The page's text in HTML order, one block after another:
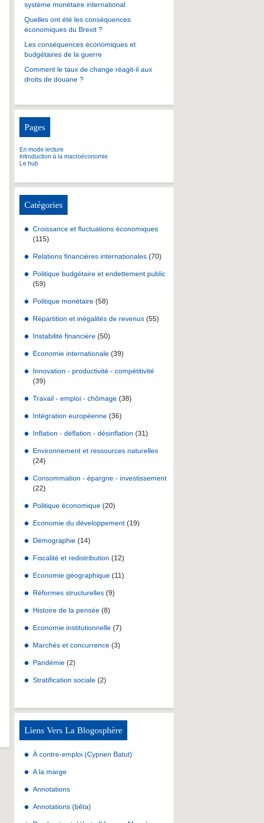
système monétaire international
Quelles ont été les conséquences
économiques du Brexit ?
Les conséquences économiques et
budgétaires de la guerre
Comment le taux de change réagit-il aux
droits de douane ?
Pages
En mode lecture
Introduction à la macroéconomie
Le hub
Catégories
Croissance et fluctuations économiques
(115)
Relations financières internationales (70)
Politique budgétaire et endettement public
(59)
Politique monétaire (58)
Répartition et inégalités de revenus (55)
Instabilité financière (50)
Economie internationale (39)
Innovation - productivité - compétitivité
(39)
Travail - emploi - chômage (38)
Intégration européenne (36)
Inflation - déflation - désinflation (31)
Environnement et ressources naturelles
(24)
Consommation - épargne - investissement
(22)
Politique économique (20)
Economie du développement (19)
Démographie (14)
Fiscalité et redistribution (12)
Economie géographique (11)
Réformes structurelles (9)
Histoire de la pensée (8)
Economie institutionnelle (7)
Marchés et concurrence (3)
Pandémie (2)
Stratification sociale (2)
Liens Vers La Blogosphère
À contre-emploi (Cyprien Batut)
A la marge
Annotations
Annotations (bêta)